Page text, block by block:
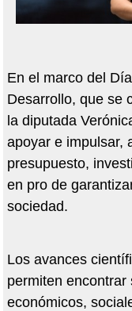
En el marco del
Desarrollo, que se
la diputada
apoyar e impulsar,
presupuesto,
en pro de
sociedad.
Los avances
permiten
económicos,